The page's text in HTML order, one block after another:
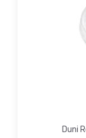
Duni